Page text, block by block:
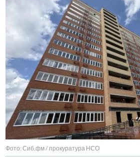
Фото: Сиб.фм / прокуратура НСО